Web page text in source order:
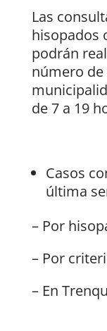
Las
hisopados
podrán
número de
de 7 a 19
Casos
última
– Por
– Por
– En